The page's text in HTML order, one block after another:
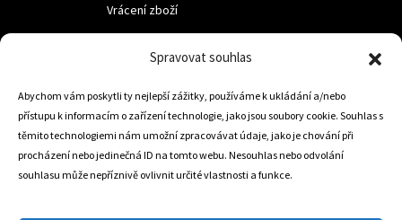
Spravovat souhlas
Abychom vám poskytli ty nejlepší zážitky, používáme k ukládání a/nebo
přístupu k informacím o zařízení technologie, jako jsou soubory cookie. Souhlas s
těmito technologiemi nám umožní zpracovávat údaje, jako je chování při
procházení nebo jedinečná ID na tomto webu. Nesouhlas nebo odvolání
souhlasu může nepříznivě ovlivnit určité vlastnosti a funkce.
Vrácení zboží
LUF s.r.o.
Nám. M.R.Štefanika 518,
Trstená 02801